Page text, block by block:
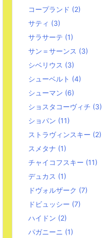
コープランド (2)
サティ (3)
サラサーテ (1)
サン＝サーンス (3)
シベリウス (3)
シューベルト (4)
シューマン (6)
ショスタコーヴィチ (3)
ショパン (11)
ストラヴィンスキー (2)
スメタナ (1)
チャイコフスキー (11)
デュカス (1)
ドヴォルザーク (7)
ドビュッシー (7)
ハイドン (2)
パガニーニ (1)